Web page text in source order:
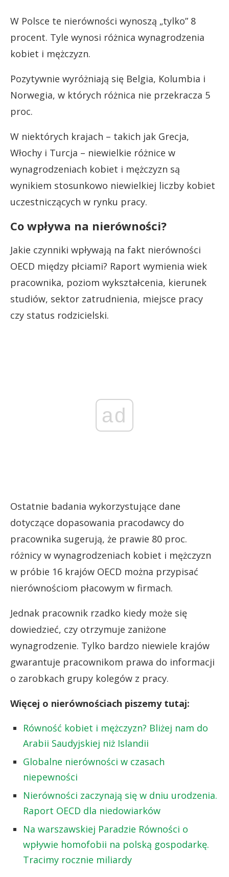
W Polsce te nierówności wynoszą „tylko” 8
procent. Tyle wynosi różnica wynagrodzenia
kobiet i mężczyzn.
Pozytywnie wyróżniają się Belgia, Kolumbia i
Norwegia, w których różnica nie przekracza 5
proc.
W niektórych krajach – takich jak Grecja,
Włochy i Turcja – niewielkie różnice w
wynagrodzeniach kobiet i mężczyzn są
wynikiem stosunkowo niewielkiej liczby kobiet
uczestniczących w rynku pracy.
Co wpływa na nierówności?
Jakie czynniki wpływają na fakt nierówności
OECD między płciami? Raport wymienia wiek
pracownika, poziom wykształcenia, kierunek
studiów, sektor zatrudnienia, miejsce pracy
czy status rodzicielski.
ad
Ostatnie badania wykorzystujące dane
dotyczące dopasowania pracodawcy do
pracownika sugerują, że prawie 80 proc.
różnicy w wynagrodzeniach kobiet i mężczyzn
w próbie 16 krajów OECD można przypisać
nierównościom płacowym w firmach.
Jednak pracownik rzadko kiedy może się
dowiedzieć, czy otrzymuje zaniżone
wynagrodzenie. Tylko bardzo niewiele krajów
gwarantuje pracownikom prawa do informacji
o zarobkach grupy kolegów z pracy.
Więcej o nierównościach piszemy tutaj:
Równość kobiet i mężczyzn? Bliżej nam do
Arabii Saudyjskiej niż Islandii
Globalne nierówności w czasach
niepewności
Nierówności zaczynają się w dniu urodzenia.
Raport OECD dla niedowiarków
Na warszawskiej Paradzie Równości o
wpływie homofobii na polską gospodarkę.
Tracimy rocznie miliardy